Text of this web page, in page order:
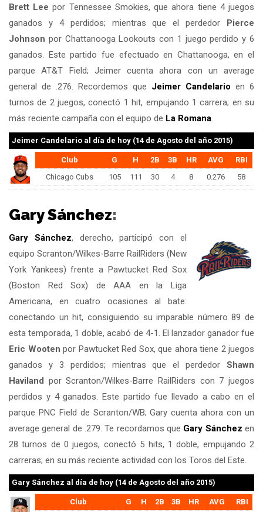
Brett Lee por Tennessee Smokies, que ahora tiene 4 juegos
ganados y 4 perdidos; mientras que el perdedor Pierce
Johnson por Chattanooga Lookouts con 1 juego perdido y 6
ganados. Este partido fue efectuado en Chattanooga, en el
parque AT&T Field; Jeimer cuenta ahora con un average
general de .276. Recordemos que Jeimer Candelario en 6
turnos de 2 juegos, conectó 1 hit, empujando 1 carrera; en su
más reciente campaña con el equipo de La Romana.
Jeimer Candelario al día de hoy (14 de Agosto del año 2015)
Club G H 2B 3B HR AVG
RBI
Chicago Cubs
105 111 30 4 8 0.276 58
Gary Sánchez:
Gary Sánchez, derecho, participó con el
equipo Scranton/Wilkes-Barre RailRiders (New
York Yankees) frente a Pawtucket Red Sox
(Boston Red Sox) de AAA en la Liga
Americana, en cuatro ocasiones al bate:
conectando un hit, consiguiendo su imparable número 89 de
esta temporada, 1 doble, acabó de 4-1. El lanzador ganador fue
Eric Wooten por Pawtucket Red Sox, que ahora tiene 2 juegos
ganados y 3 perdidos; mientras que el perdedor Shawn
Haviland por Scranton/Wilkes-Barre RailRiders con 7 juegos
perdidos y 4 ganados. Este partido fue llevado a cabo en el
parque PNC Field de Scranton/WB; Gary cuenta ahora con un
average general de .279. Te recordamos que Gary Sánchez en
28 turnos de 0 juegos, conectó 5 hits, 1 doble, empujando 2
carreras; en su más reciente actividad con los Toros del Este.
Gary Sánchez al día de hoy (14 de Agosto del año 2015)
Club G H 2B 3B HR AVG
RBI